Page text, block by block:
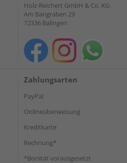
Holz-Reichert GmbH & Co. KG
Am Bangraben 29
72336 Balingen
Zahlungsarten
PayPal
Onlineüberweisung
Kreditkarte
Rechnung*
*Bonität vorausgesetzt